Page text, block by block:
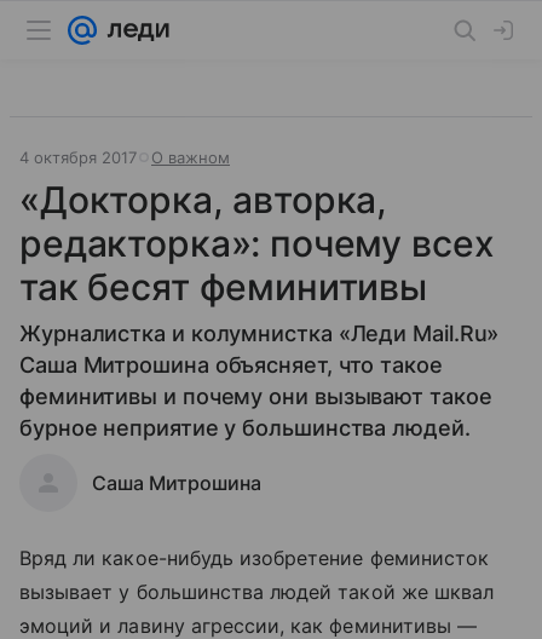
4 октября 2017 О важном
«Докторка, авторка,
редакторка»: почему всех
так бесят феминитивы
Журналистка и колумнистка «Леди Mail.Ru»
Саша Митрошина объясняет, что такое
феминитивы и почему они вызывают такое
бурное неприятие у большинства людей.
Саша Митрошина
Вряд ли какое-нибудь изобретение феминисток
вызывает у большинства людей такой же шквал
эмоций и лавину агрессии, как феминитивы —